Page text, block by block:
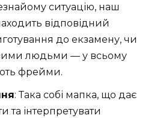
ситуацію, наш
відповідний
до екзамену, чи
людьми — у всьому
фрейми.
: Така собі мапка, що дає
та інтерпретувати